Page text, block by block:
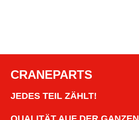
CRANEPARTS
JEDES TEIL ZÄHLT!